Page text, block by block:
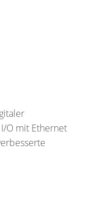
I/O mit Ethernet